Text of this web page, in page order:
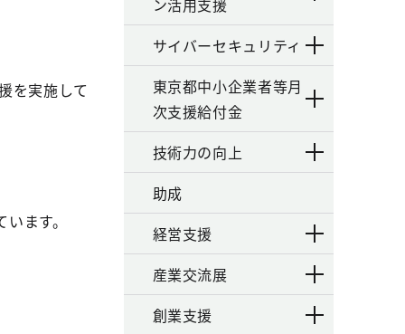
を実施して
ます。
ン活用支援
サイバーセキュリティ
東京都中小企業者等月
次支援給付金
技術力の向上
助成
経営支援
産業交流展
創業支援